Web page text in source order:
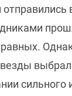
сильного